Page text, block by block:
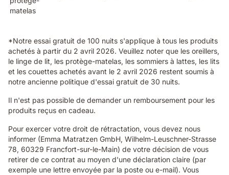
matelas
*Notre essai gratuit de 100 nuits s'applique à tous les produits
achetés à partir du 2 avril 2026. Veuillez noter que les oreillers,
le linge de lit, les protège-matelas, les sommiers à lattes, les lits
et les couettes achetés avant le 2 avril 2026 restent soumis à
notre ancienne politique d'essai gratuit de 30 nuits.
Il n'est pas possible de demander un remboursement pour les
produits reçus en cadeau.
Pour exercer votre droit de rétractation, vous devez nous
informer (Emma Matratzen GmbH, Wilhelm-Leuschner-Strasse
78, 60329 Francfort-sur-le-Main) de votre décision de vous
retirer de ce contrat au moyen d'une déclaration claire (par
exemple une lettre envoyée par la poste ou e-mail). Vous